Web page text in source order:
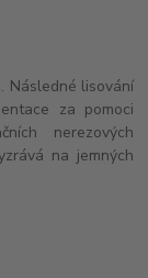
Následné lisování
za pomoci
nerezových
na jemných